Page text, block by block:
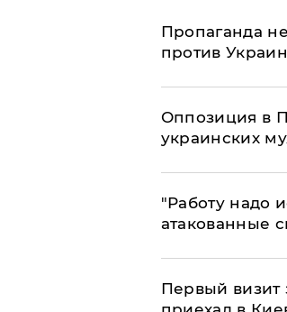
​Пропаганда
против
Оппозиция в
украинских
"Работу надо
атакованные
Первый визит